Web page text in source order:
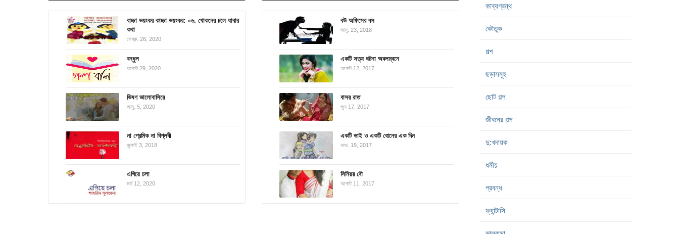
বাচ্চা ভয়ংকর কাচ্চা ভয়ংকর: ০৬. খোকনের চলে যাবার
কথা
ফেব্রু. 26, 2020
বন্ধুল
আগস্ট 29, 2020
ভিষণ ভালোবাসিরে
জানু. 5, 2020
না প্রেমিক না বিপ্লবী
জুলাই 3, 2018
এগিয়ে চলা
মার্চ 12, 2020
বউ অফিসের বস
জানু. 23, 2018
একটি সত্য ঘটনা অবলম্বনে
আগস্ট 12, 2017
বাসর রাত
জুন 17, 2017
একটি ভাই ও একটি বোনের এক দিন
নভে. 19, 2017
সিনিয়র বৌ
আগস্ট 11, 2017
কাব্যগ্রন্থ
কৌতুক
গল্প
ছড়াসমূহ
ছোট গল্প
জীবনের গল্প
দু:খদায়ক
ধর্মীয়
প্রবন্ধ
ফ্যান্টাসি